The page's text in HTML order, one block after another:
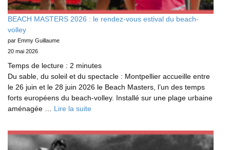
BEACH MASTERS 2026 : le rendez‑vous estival du beach-
volley
par Emmy Guillaume
20 mai 2026
Temps de lecture : 2 minutes
Du sable, du soleil et du spectacle : Montpellier accueille entre
le 26 juin et le 28 juin 2026 le Beach Masters, l’un des temps
forts européens du beach‑volley. Installé sur une plage urbaine
aménagée … Lire la suite